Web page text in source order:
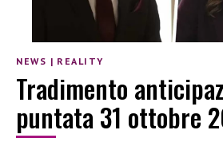
NEWS | REALITY
Tradimento
puntata 31 ottobre